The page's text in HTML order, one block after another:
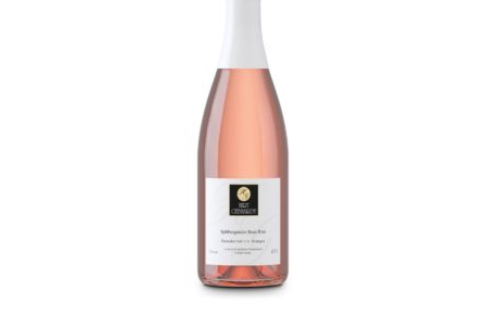
Rosé Sekt
9,50 €
IN DEN WARENKORB